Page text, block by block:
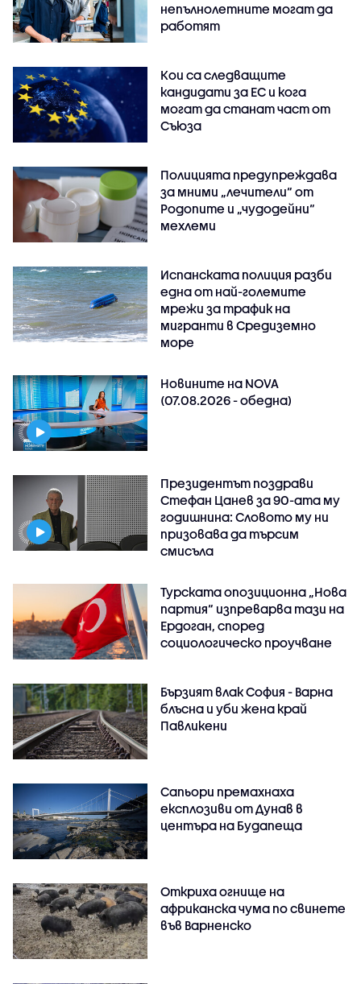
непълнолетните могат да
работят
Кои са следващите
кандидати за ЕС и кога
могат да станат част от
Съюза
Полицията предупреждава
за мними „лечители“ от
Родопите и „чудодейни“
мехлеми
Испанската полиция разби
една от най-големите
мрежи за трафик на
мигранти в Средиземно
море
Новините на NOVA
(07.08.2026 - обедна)
Президентът поздрави
Стефан Цанев за 90-ата му
годишнина: Словото му ни
призовава да търсим
смисъла
Турската опозиционна „Нова
партия“ изпреварва тази на
Ердоган, според
социологическо проучване
Бързият влак София - Варна
блъсна и уби жена край
Павликени
Сапьори премахнаха
експлозиви от Дунав в
центъра на Будапеща
Откриха огнище на
африканска чума по свинете
във Варненско